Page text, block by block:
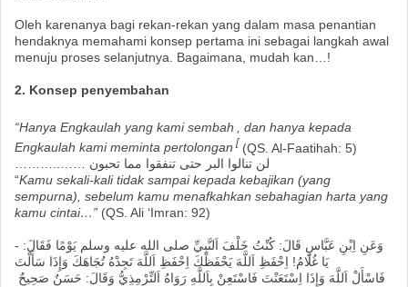
Oleh karenanya bagi rekan-rekan yang dalam masa penantian
hendaknya memahami konsep pertama ini sebagai langkah awal
menuju proses selanjutnya. Bagaimana, mudah kan…!
2. Konsep penyembahan
“Hanya Engkaulah yang kami sembah
, dan hanya kepada
Engkaulah kami meminta pertolongan [ (QS. Al-Faatihah: 5)
………..…… لن تنالوا البر حتى تنفقوا مما تحبون
“Kamu sekali-kali tidak sampai kepada kebajikan (yang
sempurna), sebelum kamu menafkahkan sebahagian harta yang
kamu cintai…” (QS. Ali ‘Imran: 92)
- وَعَنِ اِبْنِ عَبَّاسٍ قَالَ: كُنْتُ خَلْفَ اَلنَّبِيِّ صلى الله عليه وسلم يَوْمًا فَقَالَ:
يَا غُلَامُ! اِحْفَظِ اَللَّهَ يَحْفَظْكَ اِحْفَظِ اَللَّهَ تَجِدْهُ تُجَاهَكَ وَإِذَا سَأَلْتَ
فَاسْأَلْ اَللَّهَ وَإِذَا اِسْتَعَنْتَ فَاسْتَعِنْ بِاَللَّهِ رَوَاهُ اَلتِّرْمِذِيُّ وَقَالَ: حَسَنٌ صَحِيحٌ